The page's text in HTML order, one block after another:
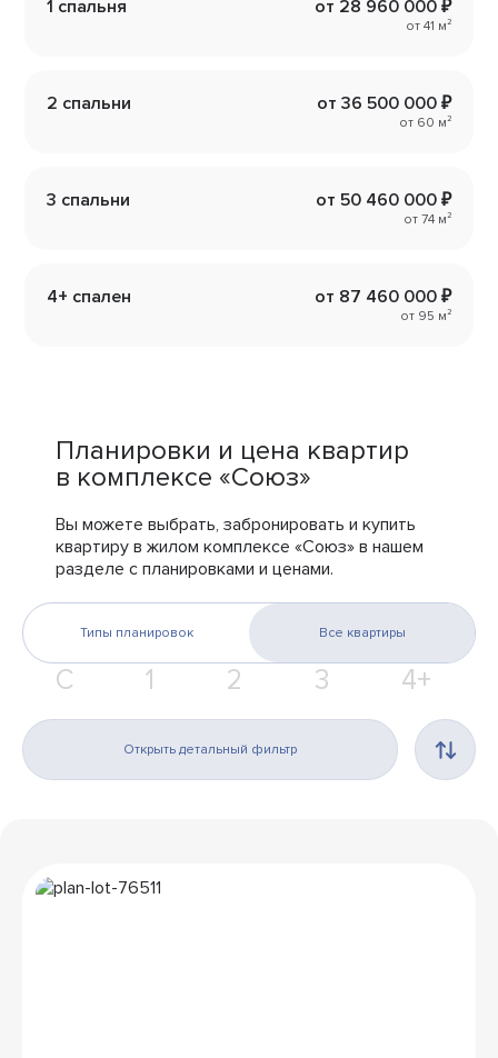
1 спальня от 28 960 000 ₽
от 41 м²
2 спальни от 36 500 000 ₽
от 60 м²
3 спальни от 50 460 000 ₽
от 74 м²
4+ спален от 87 460 000 ₽
от 95 м²
Планировки и цена квартир
в комплексе «Союз»
Вы можете выбрать, забронировать и купить
квартиру в жилом комплексе «Союз» в нашем
разделе с планировками и ценами.
Типы планировок Все квартиры
С 1 2 3 4+
Открыть детальный фильтр